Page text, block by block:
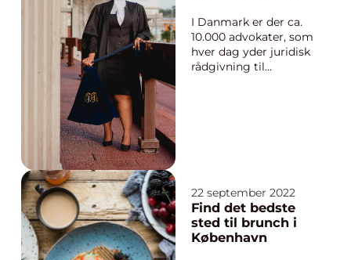
I Danmark er der ca.
10.000 advokater, som
hver dag yder juridisk
rådgivning til
Der findes mange
forskellige slags adv...
22 september 2022
Find det bedste
sted til brunch i
København